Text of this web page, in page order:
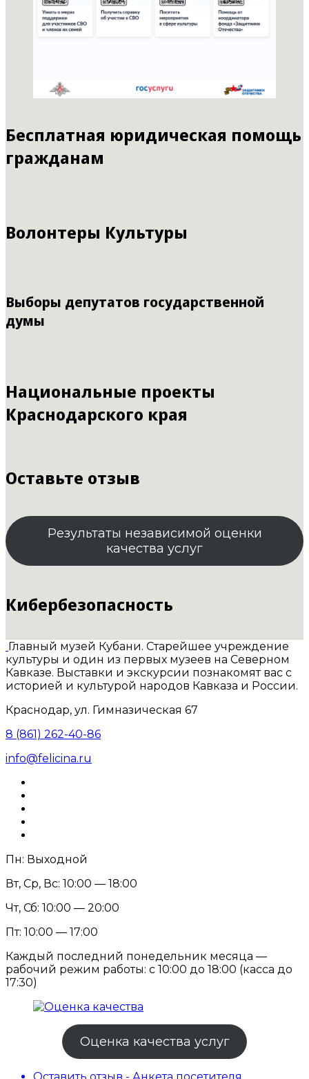
Бесплатная юридическая помощь
гражданам
Волонтеры Культуры
Выборы депутатов государственной
думы
Национальные проекты
Краснодарского края
Оставьте отзыв
Результаты независимой оценки
качества услуг
Кибербезопасность
Главный музей Кубани. Старейшее учреждение
культуры и один из первых музеев на Северном
Кавказе. Выставки и экскурсии познакомят вас с
историей и культурой народов Кавказа и России.
Краснодар, ул. Гимназическая 67
8 (861) 262-40-86
info@felicina.ru
Пн: Выходной
Вт, Ср, Вс: 10:00 — 18:00
Чт, Сб: 10:00 — 20:00
Пт: 10:00 — 17:00
Каждый последний понедельник месяца —
рабочий режим работы: с 10:00 до 18:00 (касса до
17:30)
Оценка качества услуг